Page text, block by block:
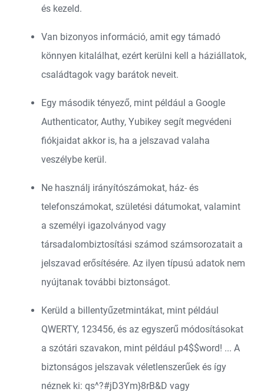
és kezeld.
Van bizonyos információ, amit egy támadó
könnyen kitalálhat, ezért kerülni kell a háziállatok,
családtagok vagy barátok neveit.
Egy második tényező, mint például a Google
Authenticator, Authy, Yubikey segít megvédeni
fiókjaidat akkor is, ha a jelszavad valaha
veszélybe kerül.
Ne használj irányítószámokat, ház- és
telefonszámokat, születési dátumokat, valamint
a személyi igazolványod vagy
társadalombiztosítási számod számsorozatait a
jelszavad erősítésére. Az ilyen típusú adatok nem
nyújtanak további biztonságot.
Kerüld a billentyűzetmintákat, mint például
QWERTY, 123456, és az egyszerű módosításokat
a szótári szavakon, mint például p4$$word! ... A
biztonságos jelszavak véletlenszerűek és így
néznek ki: qs^?#jD3Ym}8rB&D vagy